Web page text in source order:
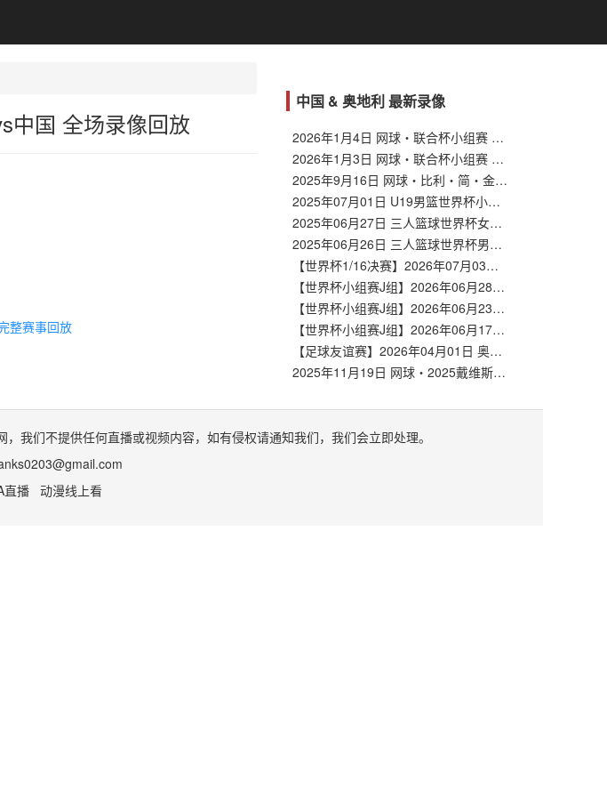
中国 全场录像回放
整赛事回放
中国 & 奥地利 最新录像
2026年1月4日 网球・联合杯小组赛 中国 VS 加拿大
2026年1月3日 网球・联合杯小组赛 中国 VS 比利时
2025年9月16日 网球・比利・简・金杯深圳总决赛1/4决赛 意大利 VS 中国
2025年07月01日 U19男篮世界杯小组赛B组 中国vs斯洛文尼亚 全场录像回放
2025年06月27日 三人篮球世界杯女子1/4决赛资格赛 蒙古三人篮球队vs中国 全场录像回放
2025年06月26日 三人篮球世界杯男子小组赛 中国vs法国 全场录像回放
【世界杯1/16决赛】2026年07月03日 西班牙vs奥地利 全场录像在线回放
【世界杯小组赛J组】2026年06月28日 阿尔及利亚vs奥地利 全场录像在线回放
【世界杯小组赛J组】2026年06月23日 阿根廷vs奥地利 全场录像在线回放
【世界杯小组赛J组】2026年06月17日 奥地利vs约旦 全场录像在线回放
【足球友谊赛】2026年04月01日 奥地利vs韩国 全场录像在线回放
2025年11月19日 网球・2025戴维斯杯决赛圈1/4决赛 意大利 VS 奥地利
我们不提供任何直播或视频内容，如有侵权请通知我们，我们会立即处理。
直播 动漫线上看